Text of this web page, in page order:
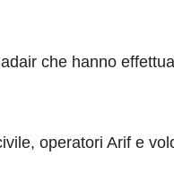
che hanno
operatori Arif e